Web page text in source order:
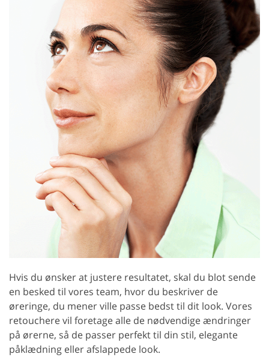
Hvis du ønsker at justere resultatet, skal du blot sende
en besked til vores team, hvor du beskriver de
øreringe, du mener ville passe bedst til dit look. Vores
retouchere vil foretage alle de nødvendige ændringer
på ørerne, så de passer perfekt til din stil, elegante
påklædning eller afslappede look.